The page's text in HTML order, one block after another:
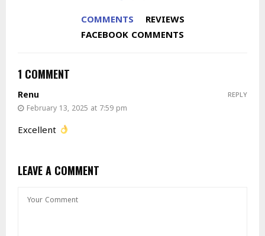
COMMENTS
REVIEWS
FACEBOOK COMMENTS
1 COMMENT
Renu
February 13, 2025 at 7:59 pm
Excellent
REPLY
LEAVE A COMMENT